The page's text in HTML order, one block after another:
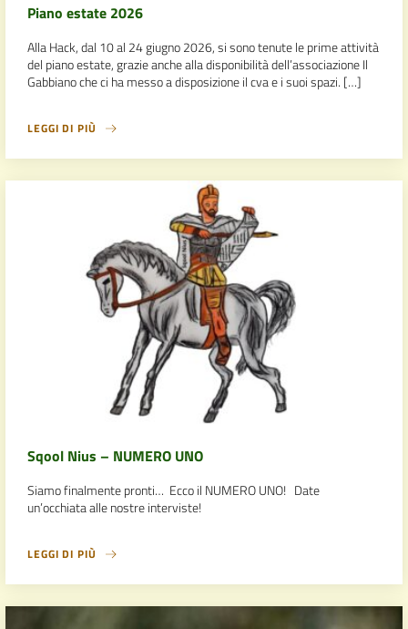
Piano estate 2026
Alla Hack, dal 10 al 24 giugno 2026, si sono tenute le prime attività
del piano estate, grazie anche alla disponibilità dell’associazione Il
Gabbiano che ci ha messo a disposizione il cva e i suoi spazi. […]
LEGGI DI PIÙ
Sqool Nius – NUMERO UNO
Siamo finalmente pronti… Ecco il NUMERO UNO! Date
un’occhiata alle nostre interviste!
LEGGI DI PIÙ